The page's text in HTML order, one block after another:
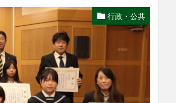
行政・公共